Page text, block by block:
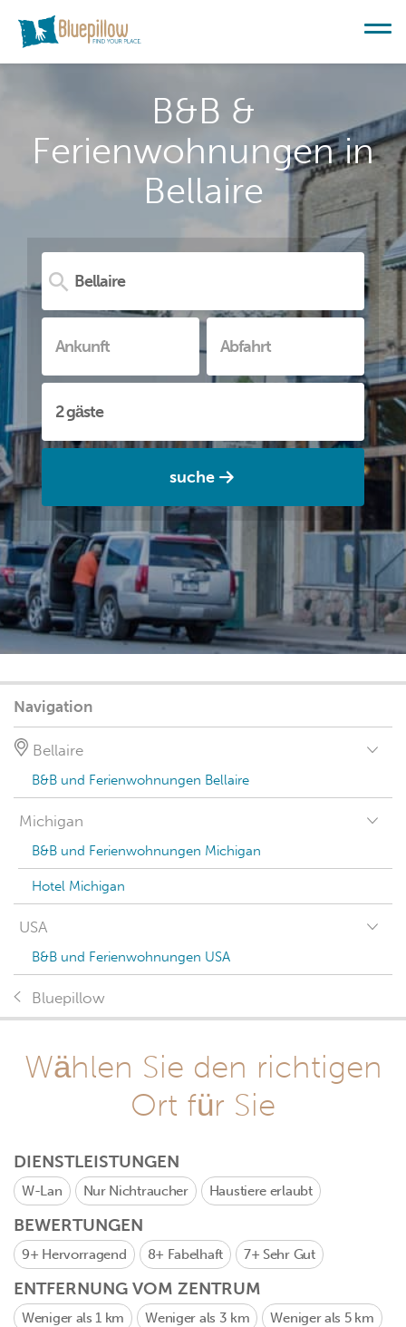
B&B &
Ferienwohnungen in
Bellaire
suche
Navigation
Bellaire
B&B und Ferienwohnungen Bellaire
Michigan
B&B und Ferienwohnungen Michigan
Hotel Michigan
USA
B&B und Ferienwohnungen USA
Bluepillow
Wählen Sie den richtigen
Ort für Sie
DIENSTLEISTUNGEN
W-Lan Nur Nichtraucher Haustiere erlaubt
BEWERTUNGEN
9+ Hervorragend 8+ Fabelhaft 7+ Sehr Gut
ENTFERNUNG VOM ZENTRUM
Weniger als 1 km Weniger als 3 km Weniger als 5 km